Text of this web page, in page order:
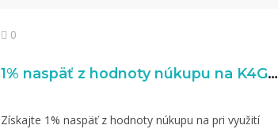
0
1% naspäť z hodnoty núkupu na K4G.com
Získajte 1% naspäť z hodnoty núkupu na pri využití